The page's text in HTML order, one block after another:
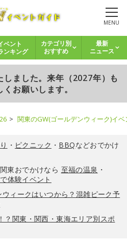
MENU
ベント
ンキング
カテゴリ別
おすすめ
最新
ニュース
ました。来年（2027年）も
お願いします。
関東のGW(ゴールデンウィーク)イ
・ ピクニック ・ BBQなどおでかけ
東おでかけなら 至福の温泉 ・
体験イベント
ィークはいつから？混雑ピーク予
？関東・関西・東海エリア別スポ